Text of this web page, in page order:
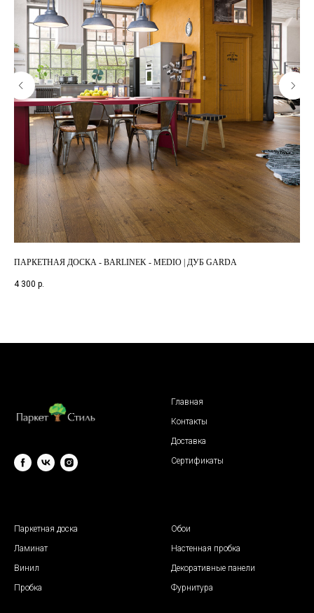
ПАРКЕТНАЯ ДОСКА - BARLINEK - MEDIO | ДУБ GARDA
4 300 р.
Главная
Контакты
Доставка
Сертификаты
Паркетная доска
Ламинат
Винил
Пробка
Обои
Настенная пробка
Декоративные панели
Фурнитура